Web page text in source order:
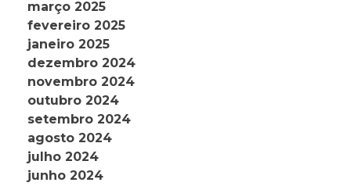
março 2025
fevereiro 2025
janeiro 2025
dezembro 2024
novembro 2024
outubro 2024
setembro 2024
agosto 2024
julho 2024
junho 2024